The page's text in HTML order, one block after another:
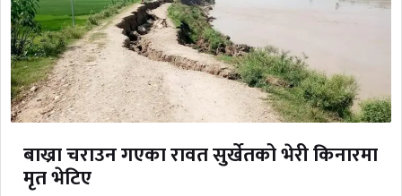
बाख्रा चराउन गएका रावत सुर्खेतको भेरी किनारमा
मृत भेटिए